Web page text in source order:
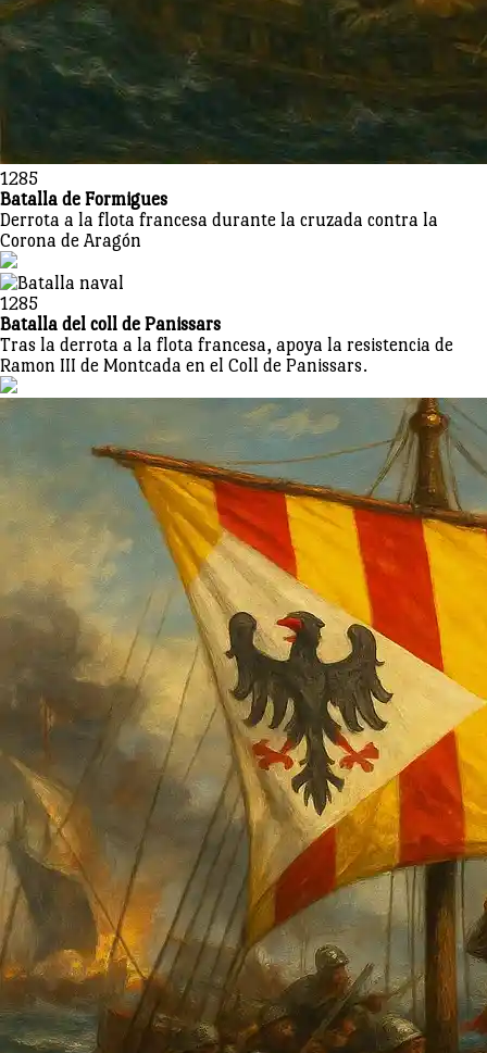
1285
Batalla de Formigues
Derrota a la flota francesa durante la cruzada contra la
Corona de Aragón
1285
Batalla del coll de Panissars
Tras la derrota a la flota francesa, apoya la resistencia de
Ramon III de Montcada en el Coll de Panissars.